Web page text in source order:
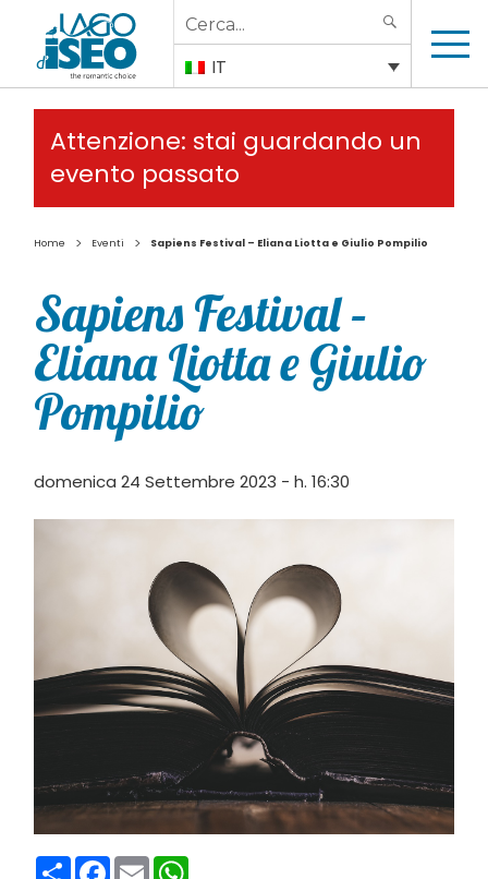
Search
for:
IT
Attenzione: stai guardando un
evento passato
Home > Eventi > Sapiens Festival – Eliana Liotta e Giulio Pompilio
Sapiens Festival –
Eliana Liotta e Giulio
Pompilio
domenica 24 Settembre 2023 - h. 16:30
CondividiFacebook
Email